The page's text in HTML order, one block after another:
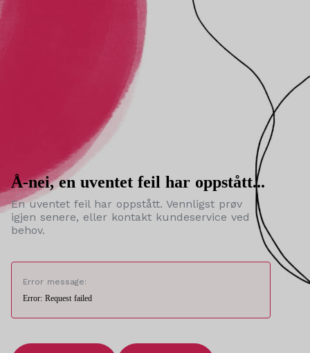
Å-nei, en uventet feil har oppstått...
En uventet feil har oppstått. Vennligst prøv
igjen senere, eller kontakt kundeservice ved
behov.
Error message:
Error: Request failed